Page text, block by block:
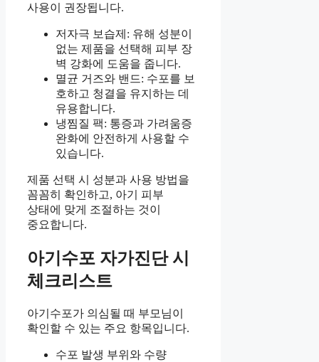
사용이 권장됩니다.
저자극 보습제: 유해 성분이
없는 제품을 선택해 피부 장
벽 강화에 도움을 줍니다.
멸균 거즈와 밴드: 수포를 보
호하고 청결을 유지하는 데
유용합니다.
냉찜질 팩: 통증과 가려움증
완화에 안전하게 사용할 수
있습니다.
제품 선택 시 성분과 사용 방법을
꼼꼼히 확인하고, 아기 피부
상태에 맞게 조절하는 것이
중요합니다.
아기수포 자가진단 시
체크리스트
아기수포가 의심될 때 부모님이
확인할 수 있는 주요 항목입니다.
수포 발생 부위와 수량